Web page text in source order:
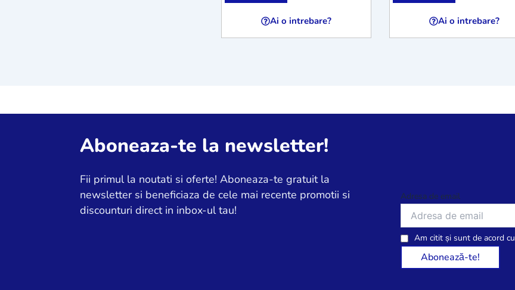
Ai o intrebare? Ai o intrebare?
Aboneaza-te la newsletter!
Fii primul la noutati si oferte! Aboneaza-te gratuit la
newsletter si beneficiaza de cele mai recente promotii si
discounturi direct in inbox-ul tau!
Adresa de email
Am citit și sunt de acord cu